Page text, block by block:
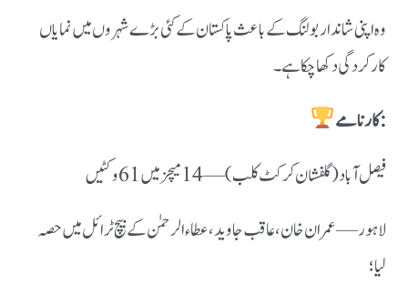
وہ اپنی شاندار بولنگ کے باعث پاکستان کے کئی بڑے شہروں میں نمایاں
کارکردگی دکھا چکا ہے۔
کارنامے:
فیصل آباد (گلفشان کرکٹ کلب) — 14 میچز میں 61 وکٹیں
لاہور — عمران خان، عاقب جاوید، عطاء الرحمٰن کے بیچ ٹرائل میں حصہ
لیا؛